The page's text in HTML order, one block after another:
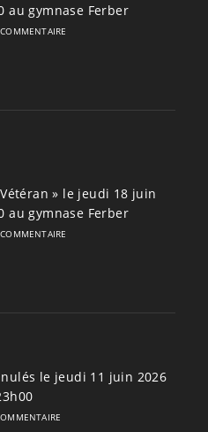
au gymnase Ferber
» le jeudi 18 juin
au gymnase Ferber
le jeudi 11 juin 2026